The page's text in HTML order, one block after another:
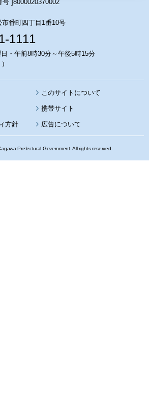
号 ]8000020370002
番町四丁目1番10号
1111
・午前8時30分～午後5時15分
このサイトについて
携帯サイト
方針 広告について
Prefectural Government. All rights reserved.